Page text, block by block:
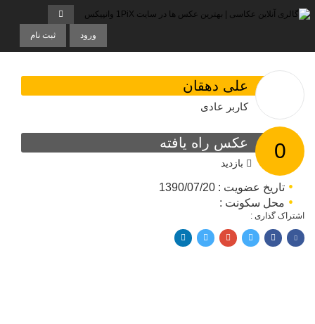
ورود ثبت نام
علی دهقان
کاربر عادی
0 عکس راه یافته
بازدید
تاریخ عضویت : 1390/07/20
محل سکونت :
اشتراک گذاری :
اشتراک با فیسبوک
اشتراک در توییترپین کردن در پینترست
اشتراک با ایمیلاشتراک با لینکدین